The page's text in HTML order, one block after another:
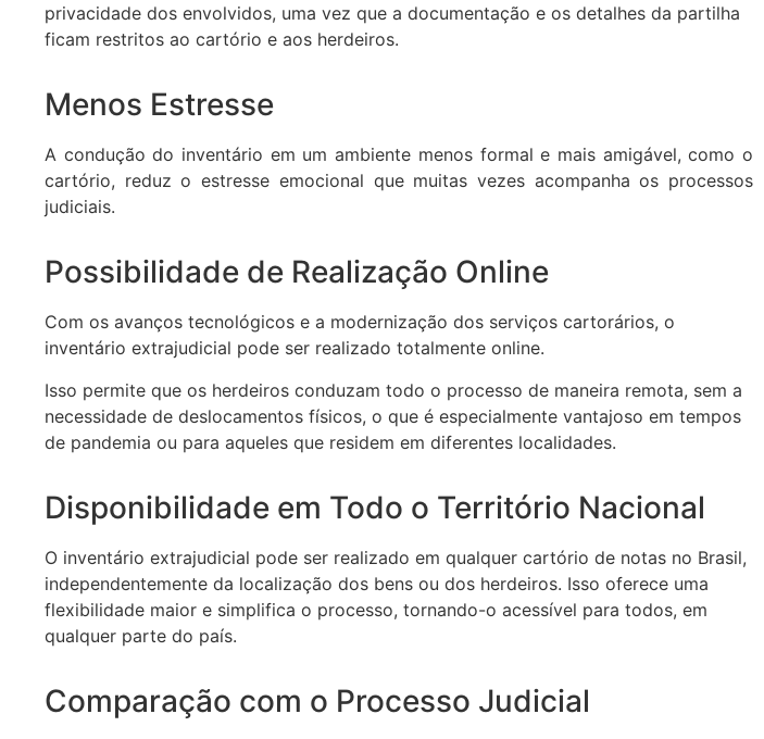
privacidade dos envolvidos, uma vez que a documentação e os detalhes da partilha
ficam restritos ao cartório e aos herdeiros.
Menos Estresse
A condução do inventário em um ambiente menos formal e mais amigável, como o
cartório, reduz o estresse emocional que muitas vezes acompanha os processos
judiciais.
Possibilidade de Realização Online
Com os avanços tecnológicos e a modernização dos serviços cartorários, o
inventário extrajudicial pode ser realizado totalmente online.
Isso permite que os herdeiros conduzam todo o processo de maneira remota, sem a
necessidade de deslocamentos físicos, o que é especialmente vantajoso em tempos
de pandemia ou para aqueles que residem em diferentes localidades.
Disponibilidade em Todo o Território Nacional
O inventário extrajudicial pode ser realizado em qualquer cartório de notas no Brasil,
independentemente da localização dos bens ou dos herdeiros. Isso oferece uma
flexibilidade maior e simplifica o processo, tornando-o acessível para todos, em
qualquer parte do país.
Comparação com o Processo Judicial